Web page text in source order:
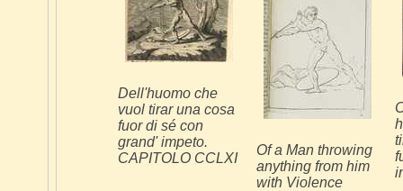
Dell'huomo che
vuol tirar una cosa
fuor di sé con
grand' impeto.
CAPITOLO CCLXI
Of a Man throwing
anything from him
with Violence